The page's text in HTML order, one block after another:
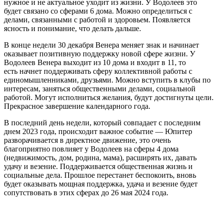
нужное и не актуальное уходит из жизни. У Водолеев это
будет связано со сферами 6 дома. Можно определиться с
делами, связанными с работой и здоровьем. Появляется
ясность и понимание, что делать дальше.
В конце недели 30 декабря Венера меняет знак и начинает
оказывает позитивную поддержку новой сфере жизни. У
Водолеев Венера выходит из 10 дома и входит в 11, то
есть начнет поддерживать сферу коллективной работы с
единомышленниками, друзьями. Можно вступить в клубы по
интересам, заняться общественными делами, социальной
работой. Могут исполниться желания, будут достигнуты цели.
Прекрасное завершение календарного года.
В последний день недели, который совпадает с последним
днем 2023 года, происходит важное событие — Юпитер
разворачивается в директное движение, это очень
благоприятно повлияет у Водолеев на сферы 4 дома
(недвижимость, дом, родина, мама), расширять их, давать
удачу и везение. Поддерживается общественная жизнь и
социальные дела. Прошлое перестанет беспокоить, вновь
будет оказывать мощная поддержка, удача и везение будет
сопутствовать в этих сферах до 26 мая 2024 года.